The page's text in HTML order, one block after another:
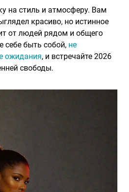
на стиль и атмосферу. Вам
красиво, но истинное
от людей рядом и общего
себе быть собой, не
ожидания, и встречайте 2026
свободы.